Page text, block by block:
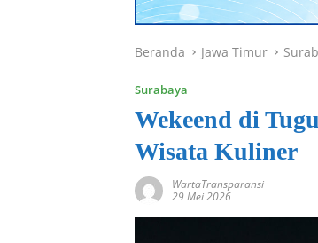
Beranda Jawa Timur
Surabaya
Wekeend di
Wisata Kuliner
WartaTransparansi
29 Mei 2026